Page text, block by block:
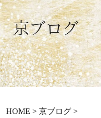
HOME > 京ブログ>